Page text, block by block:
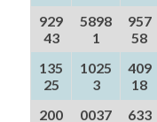
929
43
5898
1
957
58
135
25
1025
3
409
18
200
0037
633